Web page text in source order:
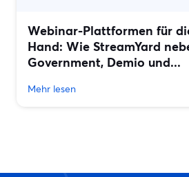
Webinar-Plattformen für
Hand: Wie StreamYard
Government, Demio und...
Mehr lesen